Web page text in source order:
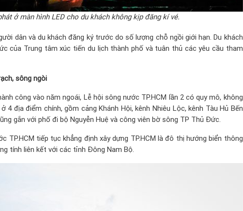
ở màn hình LED cho du khách không kịp đăng kí vé.
dân và du khách đăng ký trước do số lượng chỗ ngồi giới hạn. Du khách
của Trung tâm xúc tiến du lịch thành phố và tuân thủ các yêu cầu tham
sông ngòi
công vào năm ngoái, Lễ hội sông nước TP.HCM lần 2 có quy mô, không
4 địa điểm chính, gồm cảng Khánh Hội, kênh Nhiêu Lộc, kênh Tàu Hủ Bến
gắn với phố đi bộ Nguyễn Huệ và công viên bờ sông TP Thủ Đức.
TP.HCM tiếp tục khẳng định xây dựng TP.HCM là đô thị hướng biển thông
tính liên kết với các tỉnh Đông Nam Bộ.